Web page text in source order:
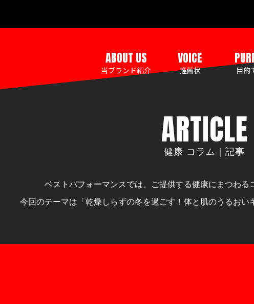
ABOUT US
当ブランド紹介
VOICE
推薦状 目的
ARTICLE
健康 コラム｜記事
ベストパフォーマンスでは、ご提供する健康にまつわる
今回のテーマは「乾燥しらずの冬を過ごす！体と肌のうるおい